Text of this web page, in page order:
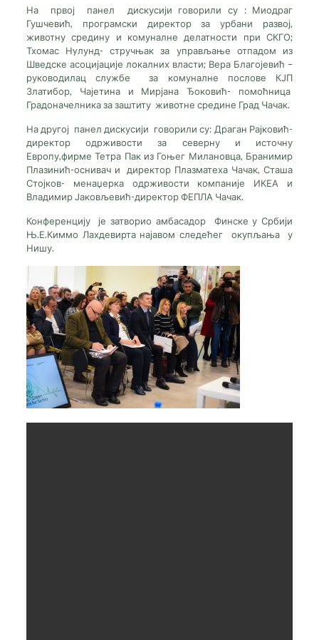
На првој панел дискусији говорили су : Миодраг
Гушчевић, програмски директор за урбани развој,
животну средину и комуналне делатности при СКГО;
Тхомас Нyлунд- стручњак за управљање отпадом из
Шведске асоцијације локалних власти; Вера Благојевић –
руководилац службе за комуналне послове КЈП
Златибор, Чајетина и Мирјана Ђоковић- помоћница
Градоначелника за заштиту животне средине Град Чачак.
На другој панел дискусији говорили су: Драган Рајковић-
директор одрживости за северну и источну
Европу,фирме Тетра Пак из Гоњег Милановца, Бранимир
Плазинић-оснивач и директор Плазматеха Чачак, Сташа
Стојков- менаџерка одрживости компаније ИКЕА и
Владимир Јаковљевић-директор ФЕПЛА Чачак.
Конференцију је затворио амбасадор Финске у Србији
Њ.Е.Киммо Лахдевирта најавом следећег окупљања у
Нишу.